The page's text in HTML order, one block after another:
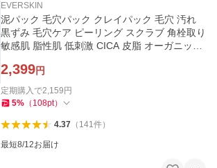
EVERSKIN
泥パック 毛穴パック クレイパック 毛穴 汚れ
黒ずみ 毛穴ケア ピーリング スクラブ 角栓取り
敏感肌 脂性肌 低刺激 CICA 皮脂 オーガニック
2,399円
定期購入で2,159 円
5% （ 108pt）
4.37（ 141件）
最短8/12お届け